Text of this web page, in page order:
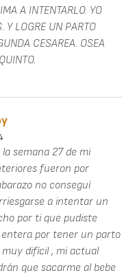
A INTENTARLO. YO
Y LOGRE UN PARTO
CESAREA. OSEA
semana 27 de mi
fueron por
no conseguí
a intentar un
por ti que pudiste
entera por tener un parto
muy difícil , mi actual
que sacarme al bebe